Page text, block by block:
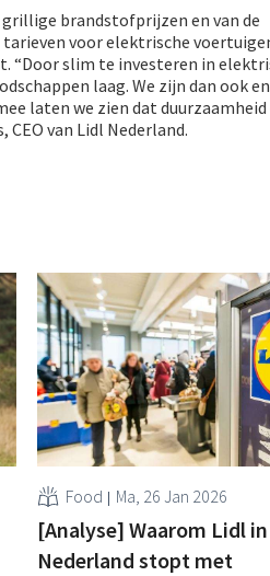
brandstofprijzen en van de
voor elektrische
“Door slim te investeren in
laag. We zijn dan ook
laten we zien dat duurzaamheid
van Lidl Nederland.
Food Ma, 26 Jan 2026
[Analyse] Waarom Lidl in
Nederland stopt met